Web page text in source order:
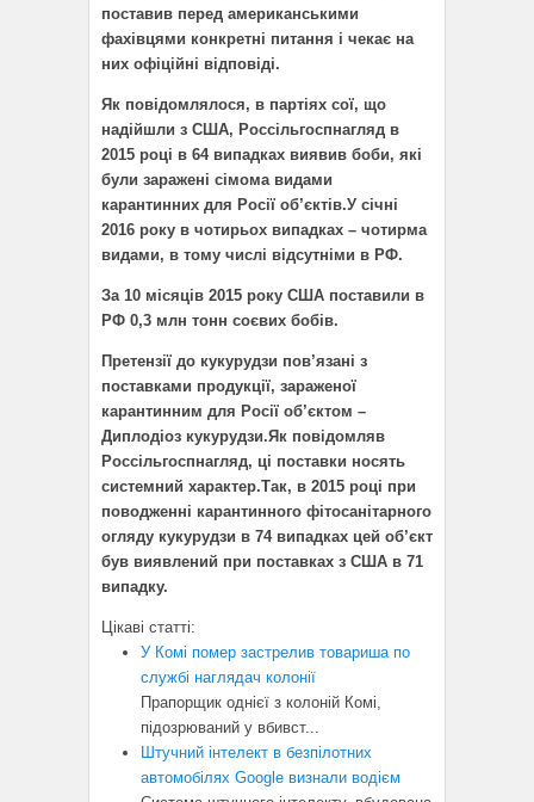
поставив перед американськими
фахівцями конкретні питання і чекає на
них офіційні відповіді.
Як повідомлялося, в партіях сої, що
надійшли з США, Россільгоспнагляд в
2015 році в 64 випадках виявив боби, які
були заражені сімома видами
карантинних для Росії об’єктів.У січні
2016 року в чотирьох випадках – чотирма
видами, в тому числі відсутніми в РФ.
За 10 місяців 2015 року США поставили в
РФ 0,3 млн тонн соєвих бобів.
Претензії до кукурудзи пов’язані з
поставками продукції, зараженої
карантинним для Росії об’єктом –
Диплодіоз кукурудзи.Як повідомляв
Россільгоспнагляд, ці поставки носять
системний характер.Так, в 2015 році при
поводженні карантинного фітосанітарного
огляду кукурудзи в 74 випадках цей об’єкт
був виявлений при поставках з США в 71
випадку.
Цікаві статті:
У Комі помер застрелив товариша по
службі наглядач колонії
Прапорщик однієї з колоній Комі,
підозрюваний у вбивст...
Штучний інтелект в безпілотних
автомобілях Google визнали водієм